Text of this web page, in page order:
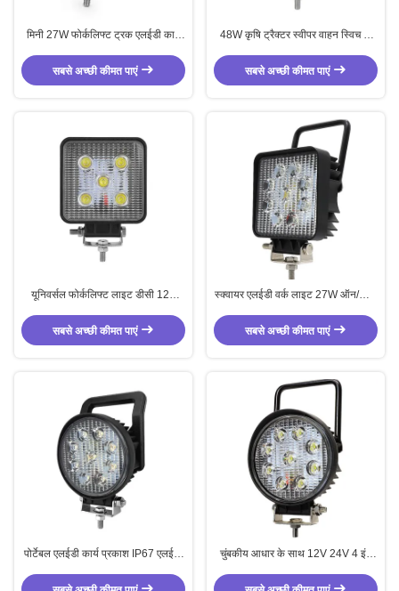
मिनी 27W फोर्कलिफ्ट ट्रक एलईडी कार्य
सबसे अच्छी कीमत पाएं
48W कृषि ट्रैक्टर स्वीपर वाहन स्विच के
सबसे अच्छी कीमत पाएं
यूनिवर्सल फोर्कलिफ्ट लाइट डीसी 12V
सबसे अच्छी कीमत पाएं
स्क्वायर एलईडी वर्क लाइट 27W ऑन/ऑफ
सबसे अच्छी कीमत पाएं
पोर्टेबल एलईडी कार्य प्रकाश IP67 एलईडी
चुंबकीय आधार के साथ 12V 24V 4 इंच